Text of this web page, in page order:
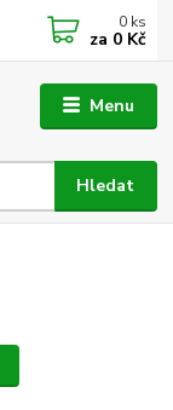
Menu
Hledat
0 ks
za 0 Kč